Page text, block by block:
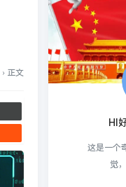
› 正文
HI
这是一个
觉